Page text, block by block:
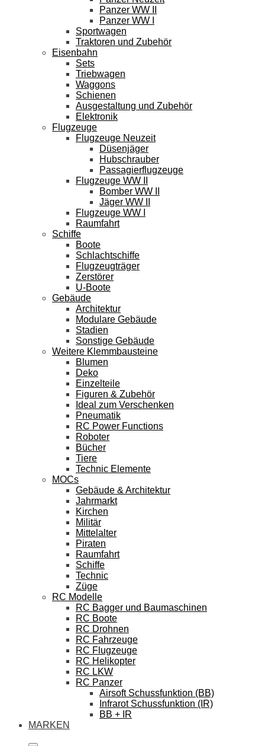
Panzer WW II
Panzer WW I
Sportwagen
Traktoren und Zubehör
Eisenbahn
Sets
Triebwagen
Waggons
Schienen
Ausgestaltung und Zubehör
Elektronik
Flugzeuge
Flugzeuge Neuzeit
Düsenjäger
Hubschrauber
Passagierflugzeuge
Flugzeuge WW II
Bomber WW II
Jäger WW II
Flugzeuge WW I
Raumfahrt
Schiffe
Boote
Schlachtschiffe
Flugzeugträger
Zerstörer
U-Boote
Gebäude
Architektur
Modulare Gebäude
Stadien
Sonstige Gebäude
Weitere Klemmbausteine
Blumen
Deko
Einzelteile
Figuren & Zubehör
Ideal zum Verschenken
Pneumatik
RC Power Functions
Roboter
Bücher
Tiere
Technic Elemente
MOCs
Gebäude & Architektur
Jahrmarkt
Kirchen
Militär
Mittelalter
Piraten
Raumfahrt
Schiffe
Technic
Züge
RC Modelle
RC Bagger und Baumaschinen
RC Boote
RC Drohnen
RC Fahrzeuge
RC Flugzeuge
RC Helikopter
RC LKW
RC Panzer
Airsoft Schussfunktion (BB)
Infrarot Schussfunktion (IR)
BB + IR
MARKEN